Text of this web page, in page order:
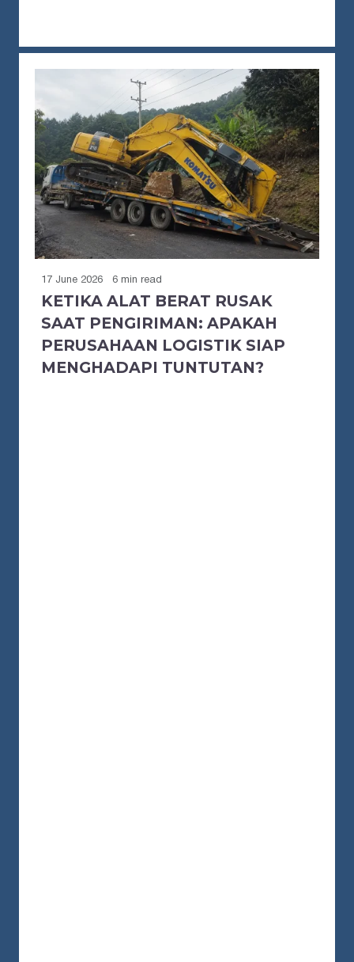
17 June 2026 6 min read
KETIKA ALAT BERAT RUSAK
SAAT PENGIRIMAN: APAKAH
PERUSAHAAN LOGISTIK SIAP
MENGHADAPI TUNTUTAN?